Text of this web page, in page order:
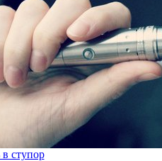
в ступор